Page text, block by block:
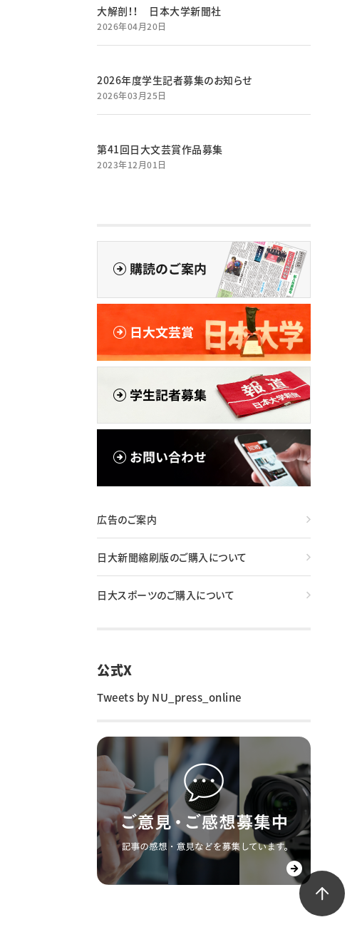
大解剖！！ 日本大学新聞社
2026年04月20日
2026年度学生記者募集のお知らせ
2026年03月25日
第41回日大文芸賞作品募集
2023年12月01日
広告のご案内
日大新聞縮刷版のご購入について
日大スポーツのご購入について
公式X
Tweets by NU_press_online